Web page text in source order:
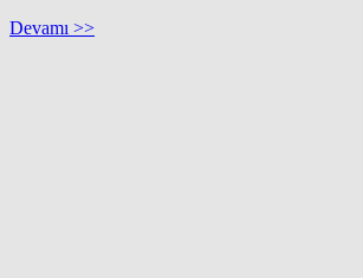
Devamı >>